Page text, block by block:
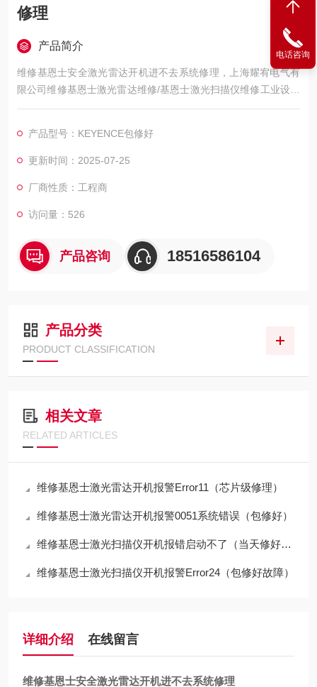
修理
产品简介
维修基恩士安全激光雷达开机进不去系统修理，上海耀宥电气有
限公司维修基恩士激光雷达维修/基恩士激光扫描仪维修工业设备
修的好还修的快，我公司库存各系列基恩士配件及维修所需配
修好用到报废都有。如果需要维修可以发给我公司处理，另外公
司基恩士激光雷达模拟测试平台等在线测速仪都齐全，在加上西
的价格、
产品型号：KEYENCE包修好
更新时间：2025-07-25
厂商性质：工程商
访问量：526
产品咨询 18516586104
产品分类
PRODUCT CLASSIFICATION
相关文章
RELATED ARTICLES
维修基恩士激光雷达开机报警Error11（芯片级修理）
维修基恩士激光雷达开机报警0051系统错误（包修好）
维修基恩士激光扫描仪开机报错启动不了（当天修好故障）
维修基恩士激光扫描仪开机报警Error24（包修好故障）
详细介绍 在线留言
维修基恩士安全激光雷达开机进不去系统修理
电话咨询